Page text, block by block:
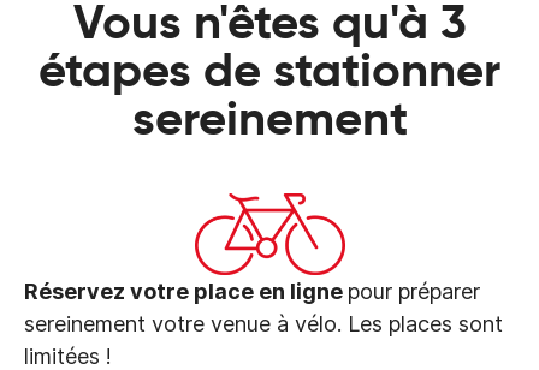
Vous n'êtes qu'à 3
étapes de stationner
sereinement
Réservez votre place en ligne pour préparer
sereinement votre venue à vélo. Les places sont
limitées !